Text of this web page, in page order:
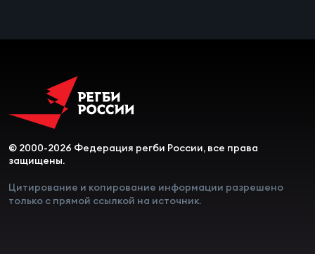
© 2000-2026 Федерация регби России, все права
защищены.
Цитирование и копирование информации разрешено
только с прямой ссылкой на источник.